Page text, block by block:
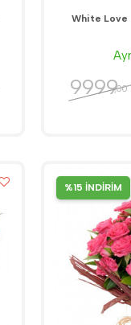
White Love
9999,00
%15 İNDİRİM